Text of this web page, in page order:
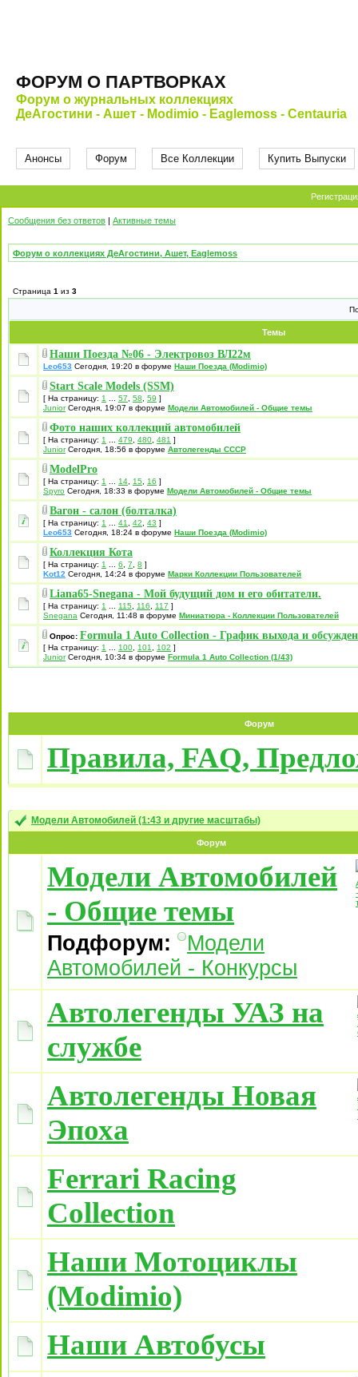
ФОРУМ О ПАРТВОРКАХ
Форум о журнальных коллекциях
ДеАгостини - Ашет - Modimio - Eaglemoss - Centauria
Анонсы Форум Все Коллекции Купить Выпуски
Сообщения без ответов | Активные темы
Форум о коллекциях ДеАгостини, Ашет, Eaglemoss
Страница 1 из 3
Темы
Наши Поезда №06 - Электровоз ВЛ22м
Leo653 Сегодня, 19:20 в форуме Наши Поезда (Modimio)
Start Scale Models (SSM)
[ На страницу: 1 57 58 59 ]
JuniorСегодня, 19:07 в форуме Модели Автомобилей - Общие темы
Фото наших коллекций автомобилей
[ На страницу: 1 479 480 481 ]
JuniorСегодня, 18:56 в форуме Автолегенды СССР
ModelPro
[ На страницу: 1 14 15 16 ]
Spyro Сегодня, 18:33 в форуме Модели Автомобилей - Общие темы
Вагон - салон (болталка)
[ На страницу: 1 41 42 43 ]
Leo653 Сегодня, 18:24 в форуме Наши Поезда (Modimio)
Коллекция Кота
[ На страницу: 1 6 7 8 ]
Kot12 Сегодня, 14:24 в форуме Марки Коллекции Пользователей
Liana65-Snegana - Мой будущий дом и его обитатели.
[ На страницу: 1 115 116 117 ]
Snegana Сегодня, 11:48 в форуме Миниатюра - Коллекции Пользователей
Опрос: Formula 1 Auto Collection - График выхода и
[ На страницу: 1 100 101 102 ]
JuniorСегодня, 10:34 в форуме Formula 1 Auto Collection (1/43)
Форум
Правила, FAQ,
Модели Автомобилей (1:43 и другие масштабы)
Форум
Модели Автомобилей
- Общие темы
Подфорум:
Модели
Автомобилей - Конкурсы
Автолегенды УАЗ на
службе
Автолегенды Новая
Эпоха
Ferrari Racing
Collection
Наши Мотоциклы
(Modimio)
Наши Автобусы